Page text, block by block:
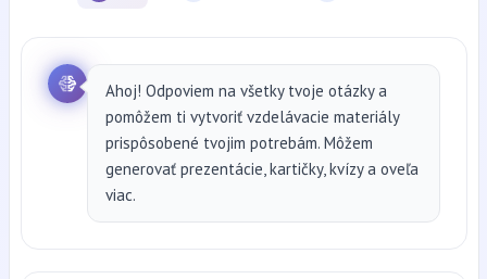
Ahoj! Odpoviem na všetky tvoje otázky a
pomôžem ti vytvoriť vzdelávacie materiály
prispôsobené tvojim potrebám. Môžem
generovať prezentácie, kartičky, kvízy a oveľa
viac.